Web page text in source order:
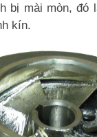
bị mài mòn, đó
kín.